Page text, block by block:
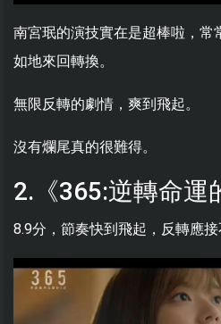
南宮珉的演技實在是超棒啦，常
如地來回轉換。
無限反轉的劇情，爽到飛起。
沒有爛尾真的很難得。
2.《365:逆轉命運
8.9分，節奏快到飛起，反轉應接